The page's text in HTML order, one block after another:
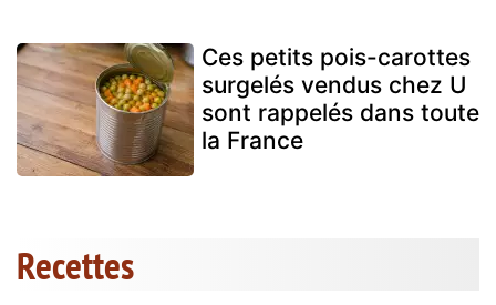
Ces petits pois-carottes
surgelés vendus chez U
sont rappelés dans toute
la France
Recettes